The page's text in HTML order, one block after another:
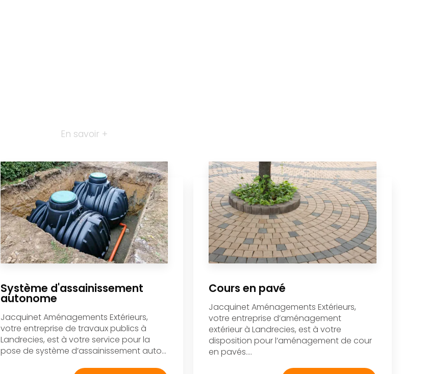
En savoir +
Système d'assainissement
autonome
Jacquinet Aménagements Extérieurs,
votre entreprise de travaux publics à
Landrecies, est à votre service pour la
pose de système d’assainissement auto...
Cours en pavé
Jacquinet Aménagements Extérieurs,
votre entreprise d’aménagement
extérieur à Landrecies, est à votre
disposition pour l’aménagement de cour
en pavés....